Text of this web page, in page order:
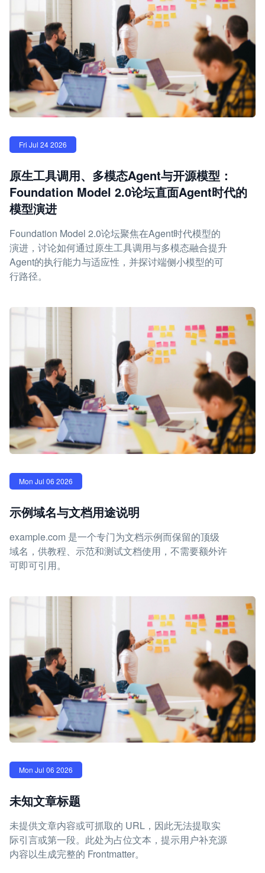
Fri Jul 24 2026
原生工具调用、多模态Agent与开源模型：
Foundation Model 2.0论坛直面Agent时代的
模型演进
Foundation Model 2.0论坛聚焦在Agent时代模型的
演进，讨论如何通过原生工具调用与多模态融合提升
Agent的执行能力与适应性，并探讨端侧小模型的可
行路径。
Mon Jul 06 2026
示例域名与文档用途说明
example.com 是一个专门为文档示例而保留的顶级
域名，供教程、示范和测试文档使用，不需要额外许
可即可引用。
Mon Jul 06 2026
未知文章标题
未提供文章内容或可抓取的 URL，因此无法提取实
际引言或第一段。此处为占位文本，提示用户补充源
内容以生成完整的 Frontmatter。